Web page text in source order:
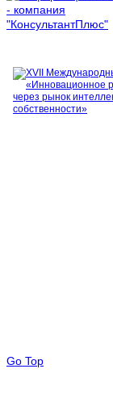
Go Top